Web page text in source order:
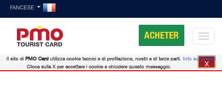
FANCESE
ACHETER
Il sito di PMO Card utilizza cookie tecnici e di profilazione, nostri e di terze parti. Info sui cookie
Clicca sulla X per accettare i cookie e chiudere questo messaggio.
X